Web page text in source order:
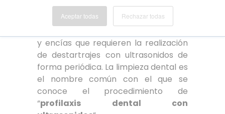
Aceptar todas Rechazar todas
impieza dental
es la mejor forma
y encías que requieren la realización
de destartrajes con ultrasonidos de
forma periódica. La limpieza dental es
el nombre común con el que se
conoce el procedimiento de
“profilaxis dental con